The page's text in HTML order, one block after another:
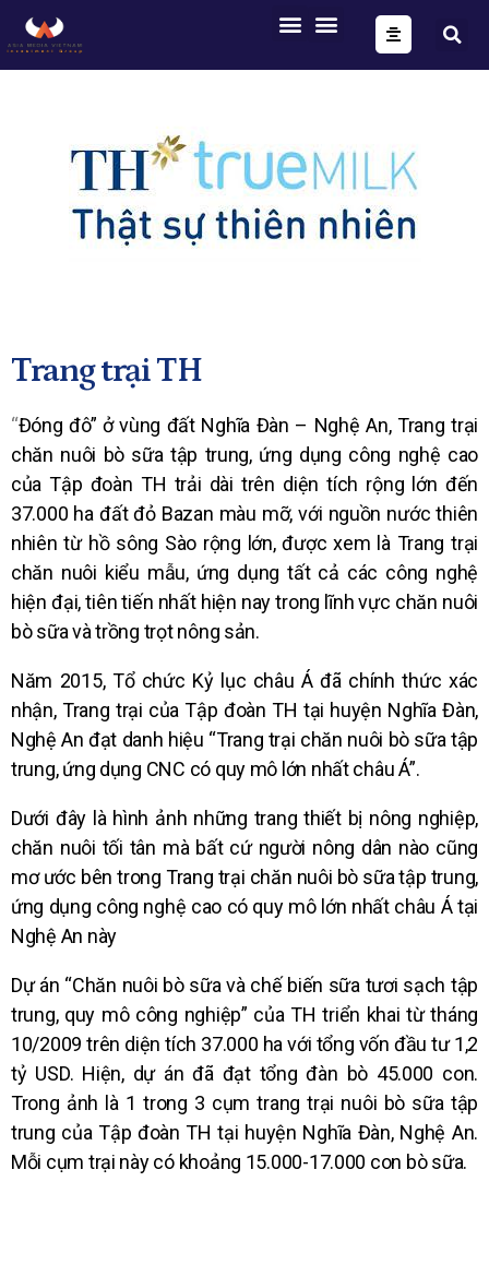
Trang trại TH
“Đóng đô” ở vùng đất Nghĩa Đàn – Nghệ An, Trang trại
chăn nuôi bò sữa tập trung, ứng dụng công nghệ cao
của Tập đoàn TH trải dài trên diện tích rộng lớn đến
37.000 ha đất đỏ Bazan màu mỡ, với nguồn nước thiên
nhiên từ hồ sông Sào rộng lớn, được xem là Trang trại
chăn nuôi kiểu mẫu, ứng dụng tất cả các công nghệ
hiện đại, tiên tiến nhất hiện nay trong lĩnh vực chăn nuôi
bò sữa và trồng trọt nông sản.
Năm 2015, Tổ chức Kỷ lục châu Á đã chính thức xác
nhận, Trang trại của Tập đoàn TH tại huyện Nghĩa Đàn,
Nghệ An đạt danh hiệu “Trang trại chăn nuôi bò sữa tập
trung, ứng dụng CNC có quy mô lớn nhất châu Á”.
Dưới đây là hình ảnh những trang thiết bị nông nghiệp,
chăn nuôi tối tân mà bất cứ người nông dân nào cũng
mơ ước bên trong Trang trại chăn nuôi bò sữa tập trung,
ứng dụng công nghệ cao có quy mô lớn nhất châu Á tại
Nghệ An này
Dự án “Chăn nuôi bò sữa và chế biến sữa tươi sạch tập
trung, quy mô công nghiệp” của TH triển khai từ tháng
10/2009 trên diện tích 37.000 ha với tổng vốn đầu tư 1,2
tỷ USD. Hiện, dự án đã đạt tổng đàn bò 45.000 con.
Trong ảnh là 1 trong 3 cụm trang trại nuôi bò sữa tập
trung của Tập đoàn TH tại huyện Nghĩa Đàn, Nghệ An.
Mỗi cụm trại này có khoảng 15.000-17.000 con bò sữa.